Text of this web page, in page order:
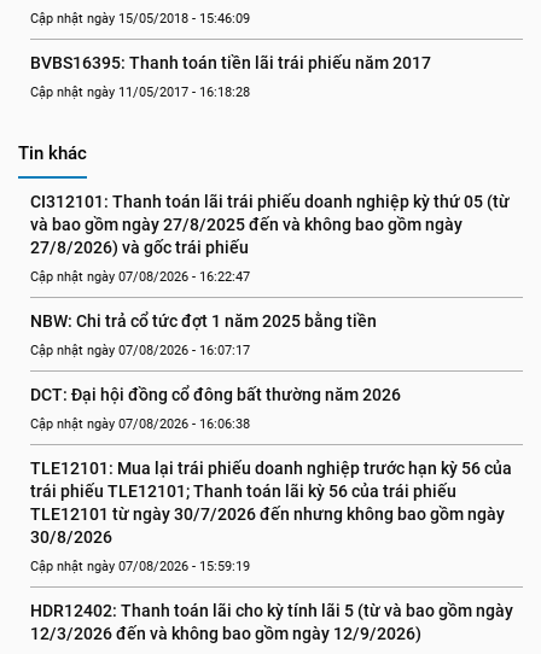
Cập nhật ngày 15/05/2018 - 15:46:09
BVBS16395: Thanh toán tiền lãi trái phiếu năm 2017
Cập nhật ngày 11/05/2017 - 16:18:28
Tin khác
CI312101: Thanh toán lãi trái phiếu doanh nghiệp kỳ thứ 05 (từ
và bao gồm ngày 27/8/2025 đến và không bao gồm ngày
27/8/2026) và gốc trái phiếu
Cập nhật ngày 07/08/2026 - 16:22:47
NBW: Chi trả cổ tức đợt 1 năm 2025 bằng tiền
Cập nhật ngày 07/08/2026 - 16:07:17
DCT: Đại hội đồng cổ đông bất thường năm 2026
Cập nhật ngày 07/08/2026 - 16:06:38
TLE12101: Mua lại trái phiếu doanh nghiệp trước hạn kỳ 56 của
trái phiếu TLE12101; Thanh toán lãi kỳ 56 của trái phiếu
TLE12101 từ ngày 30/7/2026 đến nhưng không bao gồm ngày
30/8/2026
Cập nhật ngày 07/08/2026 - 15:59:19
HDR12402: Thanh toán lãi cho kỳ tính lãi 5 (từ và bao gồm ngày
12/3/2026 đến và không bao gồm ngày 12/9/2026)